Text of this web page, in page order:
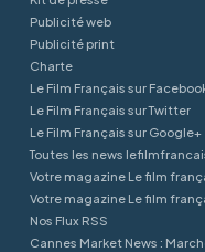
Publicité web
Publicité print
Charte
Le Film Français sur
Le Film Français sur Twitter
Le Film Français sur Google+
Toutes les news
Votre magazine Le film
Votre magazine Le film
Nos Flux RSS
Cannes Market News :